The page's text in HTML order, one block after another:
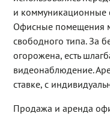
и коммуникационные
Офисные помещения
свободного типа. За
огорожена, есть
видеонаблюдение.
ставке, с
Продажа и аренда